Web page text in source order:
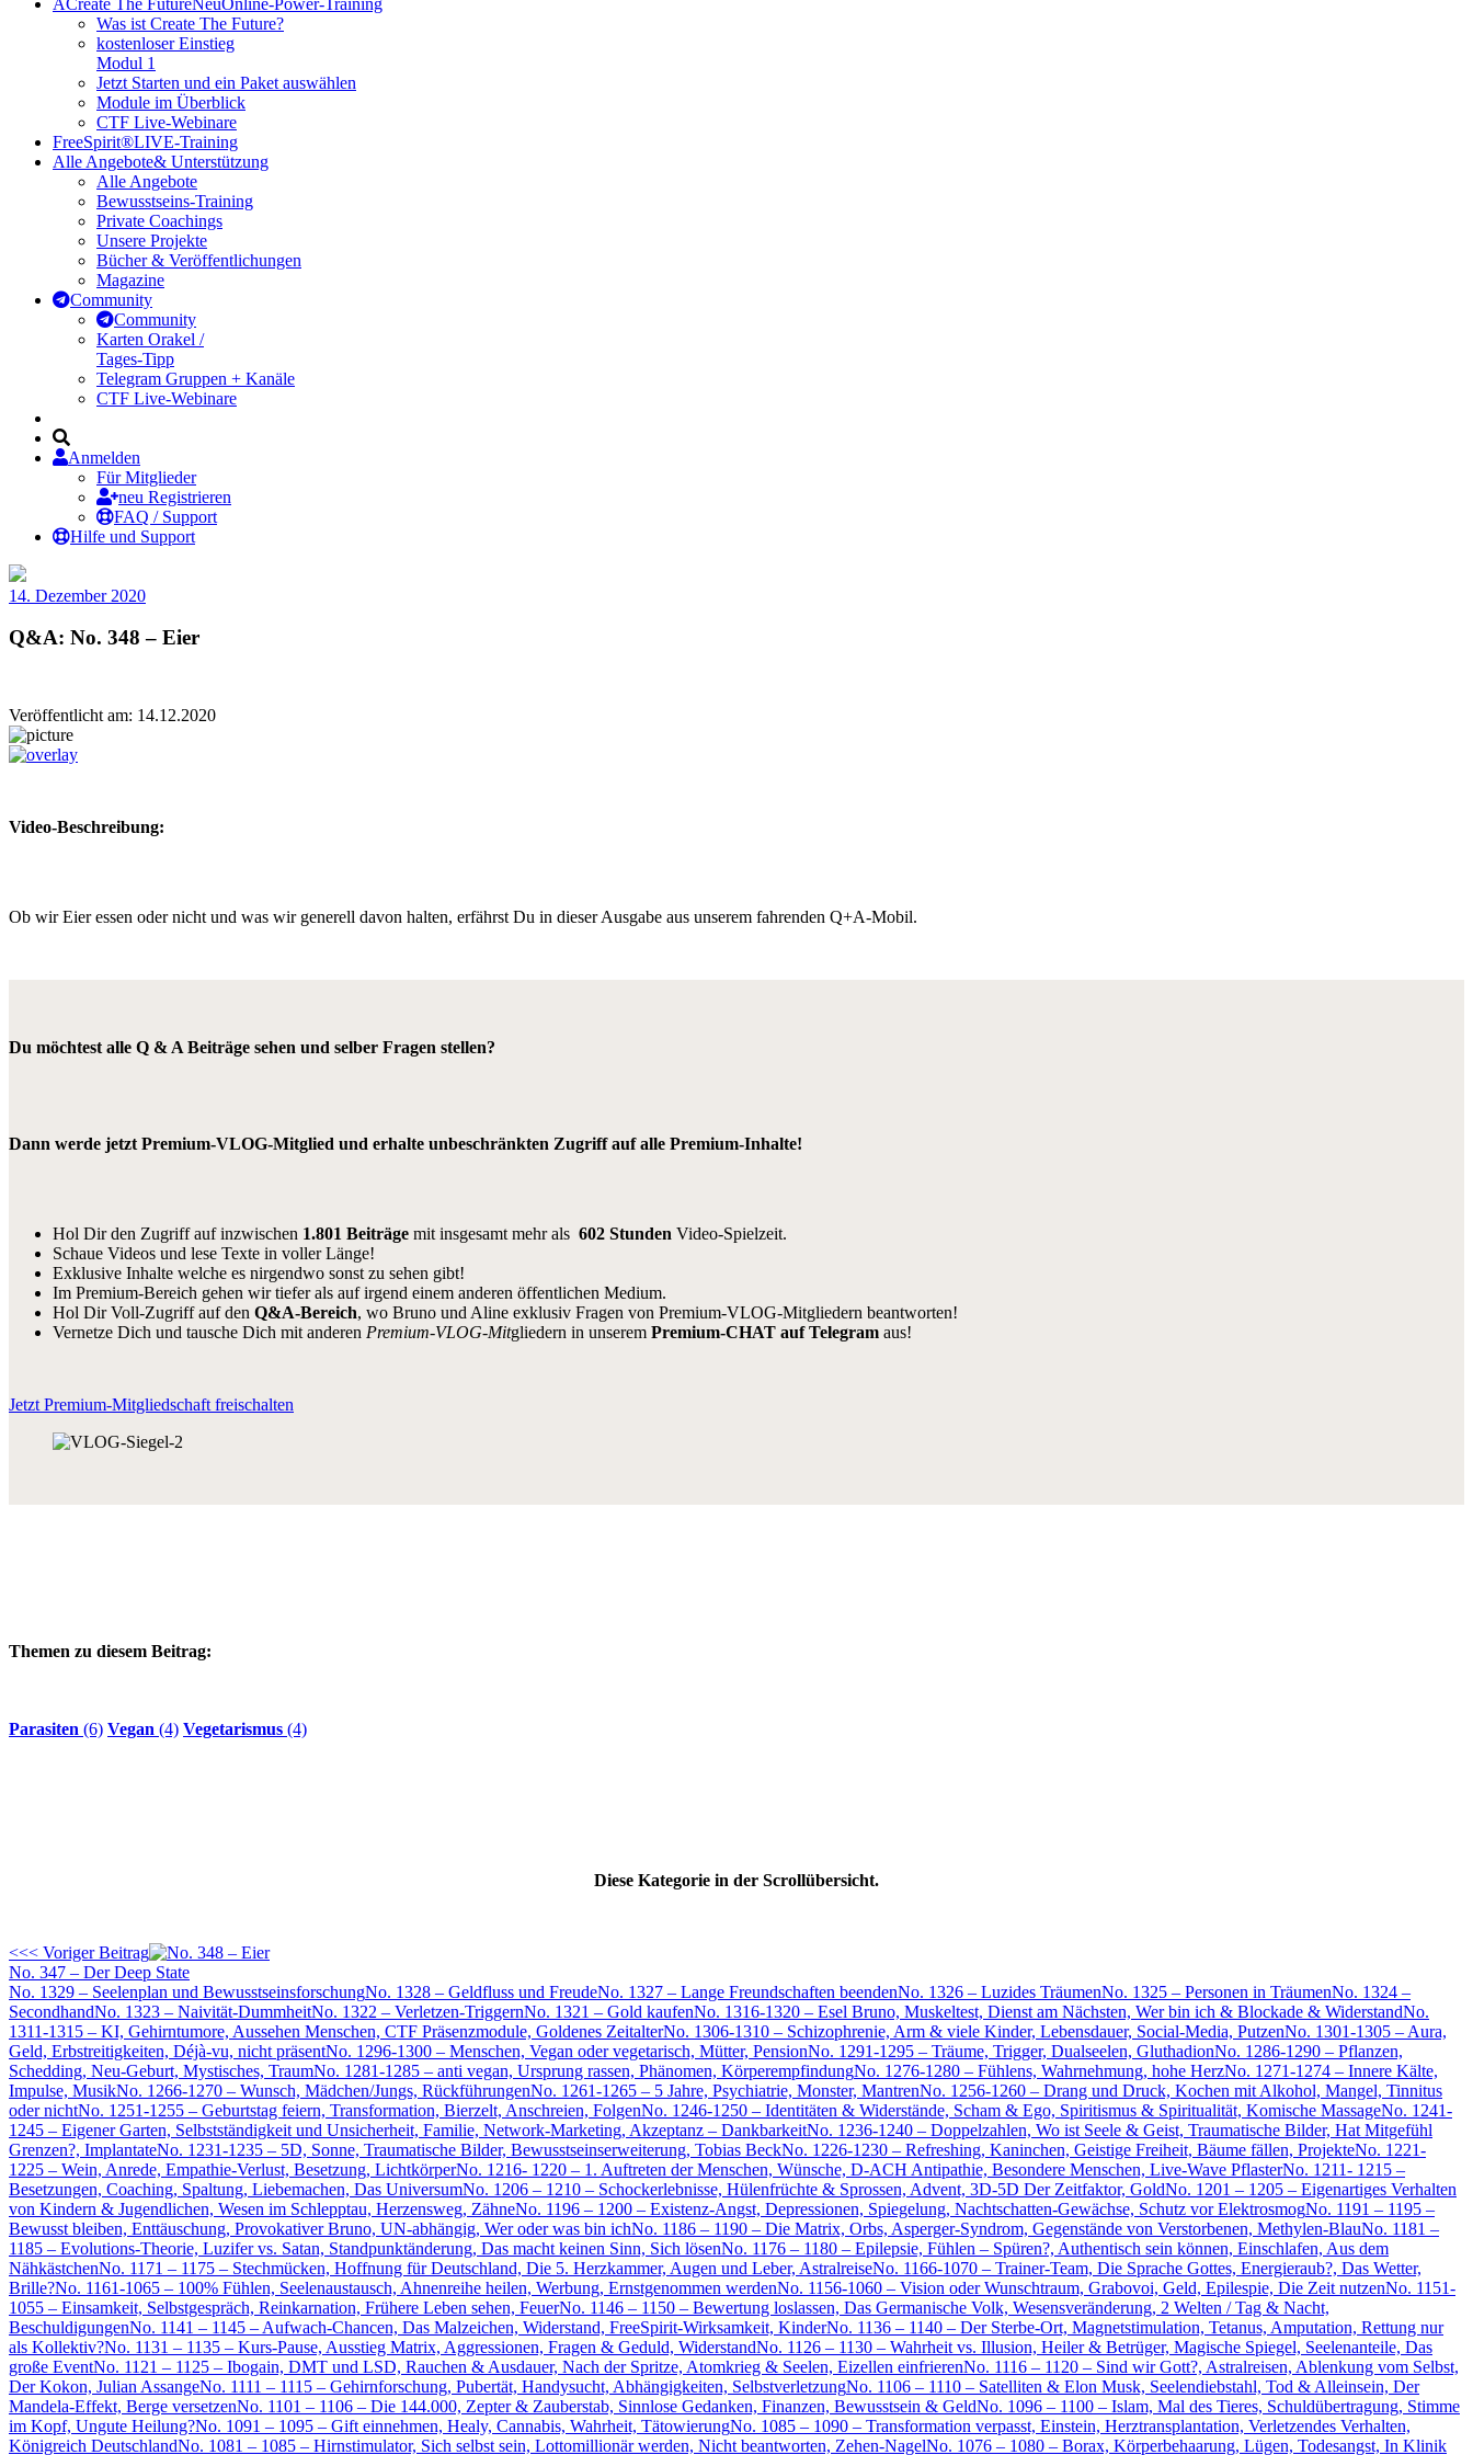
Was ist Create The Future?
kostenloser Einstieg
Modul 1
Jetzt Starten und ein Paket auswählen
Module im Überblick
CTF Live-Webinare
FreeSpirit®LIVE-Training
Alle Angebote& Unterstützung
Alle Angebote
Bewusstseins-Training
Private Coachings
Unsere Projekte
Bücher & Veröffentlichungen
Magazine
Community
Community
Karten Orakel /
Tages-Tipp
Telegram Gruppen + Kanäle
CTF Live-Webinare
Anmelden
Für Mitglieder
neu Registrieren
FAQ / Support
Hilfe und Support
14. Dezember 2020
Q&A: No. 348 – Eier
Veröffentlicht am: 14.12.2020
Video-Beschreibung:
Ob wir Eier essen oder nicht und was wir generell davon halten, erfährst Du in dieser Ausgabe aus unserem fahrenden Q+A-Mobil.
Du möchtest alle Q & A Beiträge sehen und selber Fragen stellen?
Dann werde jetzt Premium-VLOG-Mitglied und erhalte unbeschränkten Zugriff auf alle Premium-Inhalte!
Hol Dir den Zugriff auf inzwischen 1.801 Beiträge mit insgesamt mehr als 602 Stunden Video-Spielzeit.
Schaue Videos und lese Texte in voller Länge!
Exklusive Inhalte welche es nirgendwo sonst zu sehen gibt!
Im Premium-Bereich gehen wir tiefer als auf irgend einem anderen öffentlichen Medium.
Hol Dir Voll-Zugriff auf den Q&A-Bereich, wo Bruno und Aline exklusiv Fragen von Premium-VLOG-Mitgliedern beantworten!
Vernetze Dich und tausche Dich mit anderen Premium-VLOG-Mitgliedern in unserem Premium-CHAT auf Telegram aus!
Jetzt Premium-Mitgliedschaft freischalten
Themen zu diesem Beitrag:
Parasiten (6) Vegan (4) Vegetarismus (4)
Diese Kategorie in der Scrollübersicht.
<<< Voriger Beitrag
No. 347 – Der Deep State
No. 1329 – Seelenplan und BewusstseinsforschungNo. 1328 – Geldfluss und FreudeNo. 1327 – Lange Freundschaften beendenNo. 1326 – Luzides TräumenNo. 1325 – Personen in TräumenNo. 1324 –
SecondhandNo. 1323 – Naivität-DummheitNo. 1322 – Verletzen-TriggernNo. 1321 – Gold kaufenNo. 1316-1320 – Esel Bruno, Muskeltest, Dienst am Nächsten, Wer bin ich & Blockade & WiderstandNo.
1311-1315 – KI, Gehirntumore, Aussehen Menschen, CTF Präsenzmodule, Goldenes ZeitalterNo. 1306-1310 – Schizophrenie, Arm & viele Kinder, Lebensdauer, Social-Media, PutzenNo. 1301-1305 – Aura,
Geld, Erbstreitigkeiten, Déjà-vu, nicht präsentNo. 1296-1300 – Menschen, Vegan oder vegetarisch, Mütter, PensionNo. 1291-1295 – Träume, Trigger, Dualseelen, GluthadionNo. 1286-1290 – Pflanzen,
Schedding, Neu-Geburt, Mystisches, TraumNo. 1281-1285 – anti vegan, Ursprung rassen, Phänomen, KörperempfindungNo. 1276-1280 – Fühlens, Wahrnehmung, hohe HerzNo. 1271-1274 – Innere Kälte,
Impulse, MusikNo. 1266-1270 – Wunsch, Mädchen/Jungs, RückführungenNo. 1261-1265 – 5 Jahre, Psychiatrie, Monster, MantrenNo. 1256-1260 – Drang und Druck, Kochen mit Alkohol, Mangel, Tinnitus
oder nichtNo. 1251-1255 – Geburtstag feiern, Transformation, Bierzelt, Anschreien, FolgenNo. 1246-1250 – Identitäten & Widerstände, Scham & Ego, Spiritismus & Spiritualität, Komische MassageNo. 1241-
1245 – Eigener Garten, Selbstständigkeit und Unsicherheit, Familie, Network-Marketing, Akzeptanz – DankbarkeitNo. 1236-1240 – Doppelzahlen, Wo ist Seele & Geist, Traumatische Bilder, Hat Mitgefühl
Grenzen?, ImplantateNo. 1231-1235 – 5D, Sonne, Traumatische Bilder, Bewusstseinserweiterung, Tobias BeckNo. 1226-1230 – Refreshing, Kaninchen, Geistige Freiheit, Bäume fällen, ProjekteNo. 1221-
1225 – Wein, Anrede, Empathie-Verlust, Besetzung, LichtkörperNo. 1216- 1220 – 1. Auftreten der Menschen, Wünsche, D-ACH Antipathie, Besondere Menschen, Live-Wave PflasterNo. 1211- 1215 –
Besetzungen, Coaching, Spaltung, Liebemachen, Das UniversumNo. 1206 – 1210 – Schockerlebnisse, Hülenfrüchte & Sprossen, Advent, 3D-5D Der Zeitfaktor, GoldNo. 1201 – 1205 – Eigenartiges Verhalten
von Kindern & Jugendlichen, Wesen im Schlepptau, Herzensweg, ZähneNo. 1196 – 1200 – Existenz-Angst, Depressionen, Spiegelung, Nachtschatten-Gewächse, Schutz vor ElektrosmogNo. 1191 – 1195 –
Bewusst bleiben, Enttäuschung, Provokativer Bruno, UN-abhängig, Wer oder was bin ichNo. 1186 – 1190 – Die Matrix, Orbs, Asperger-Syndrom, Gegenstände von Verstorbenen, Methylen-BlauNo. 1181 –
1185 – Evolutions-Theorie, Luzifer vs. Satan, Standpunktänderung, Das macht keinen Sinn, Sich lösenNo. 1176 – 1180 – Epilepsie, Fühlen – Spüren?, Authentisch sein können, Einschlafen, Aus dem
NähkästchenNo. 1171 – 1175 – Stechmücken, Hoffnung für Deutschland, Die 5. Herzkammer, Augen und Leber, AstralreiseNo. 1166-1070 – Trainer-Team, Die Sprache Gottes, Energieraub?, Das Wetter,
Brille?No. 1161-1065 – 100% Fühlen, Seelenaustausch, Ahnenreihe heilen, Werbung, Ernstgenommen werdenNo. 1156-1060 – Vision oder Wunschtraum, Grabovoi, Geld, Epilespie, Die Zeit nutzenNo. 1151-
1055 – Einsamkeit, Selbstgespräch, Reinkarnation, Frühere Leben sehen, FeuerNo. 1146 – 1150 – Bewertung loslassen, Das Germanische Volk, Wesensveränderung, 2 Welten / Tag & Nacht,
BeschuldigungenNo. 1141 – 1145 – Aufwach-Chancen, Das Malzeichen, Widerstand, FreeSpirit-Wirksamkeit, KinderNo. 1136 – 1140 – Der Sterbe-Ort, Magnetstimulation, Tetanus, Amputation, Rettung nur
als Kollektiv?No. 1131 – 1135 – Kurs-Pause, Ausstieg Matrix, Aggressionen, Fragen & Geduld, WiderstandNo. 1126 – 1130 – Wahrheit vs. Illusion, Heiler & Betrüger, Magische Spiegel, Seelenanteile, Das
große EventNo. 1121 – 1125 – Ibogain, DMT und LSD, Rauchen & Ausdauer, Nach der Spritze, Atomkrieg & Seelen, Eizellen einfrierenNo. 1116 – 1120 – Sind wir Gott?, Astralreisen, Ablenkung vom Selbst,
Der Kokon, Julian AssangeNo. 1111 – 1115 – Gehirnforschung, Pubertät, Handysucht, Abhängigkeiten, SelbstverletzungNo. 1106 – 1110 – Satelliten & Elon Musk, Seelendiebstahl, Tod & Alleinsein, Der
Mandela-Effekt, Berge versetzenNo. 1101 – 1106 – Die 144.000, Zepter & Zauberstab, Sinnlose Gedanken, Finanzen, Bewusstsein & GeldNo. 1096 – 1100 – Islam, Mal des Tieres, Schuldübertragung, Stimme
im Kopf, Ungute Heilung?No. 1091 – 1095 – Gift einnehmen, Healy, Cannabis, Wahrheit, TätowierungNo. 1085 – 1090 – Transformation verpasst, Einstein, Herztransplantation, Verletzendes Verhalten,
Königreich DeutschlandNo. 1081 – 1085 – Hirnstimulator, Sich selbst sein, Lottomillionär werden, Nicht beantworten, Zehen-NagelNo. 1076 – 1080 – Borax, Körperbehaarung, Lügen, Todesangst, In Klinik